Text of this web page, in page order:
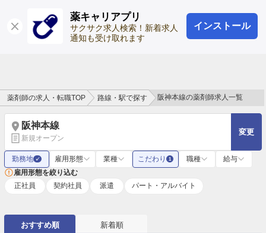
薬キャリアプリ
サクサク求人検索！新着求人
通知も受け取れます
インストール
ログイン 会員登録
薬剤師の求人・転職TOP 路線・駅で探す 阪神本線の薬剤師求人一覧
阪神本線
新規オープン
変更
勤務地 ✓ 雇用形態 業種 こだわり 1 職種
給与
雇用形態を絞り込む
正社員
契約社員 派遣 パート・アルバイト
おすすめ順 新着順